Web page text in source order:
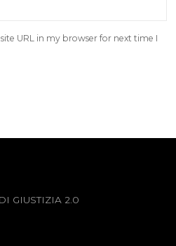
URL in my browser for next time I
GIUSTIZIA 2.0